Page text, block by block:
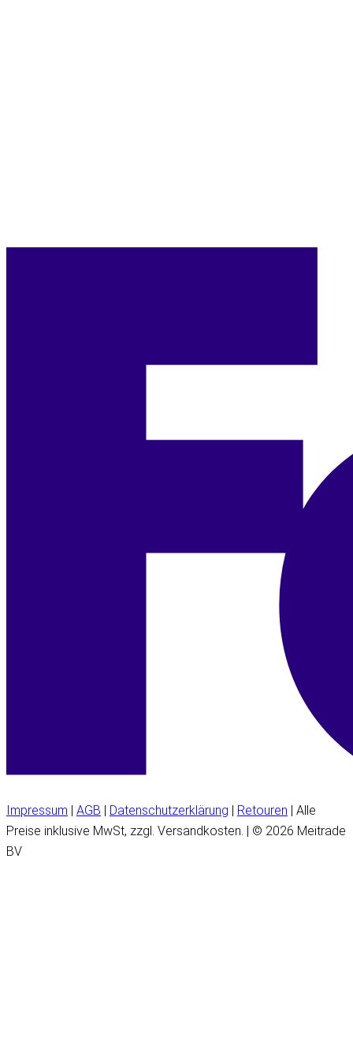
Impressum AGB Datenschutzerklärung Retouren | Alle
Preise inklusive MwSt, zzgl. Versandkosten. | © 2026 Meitrade
BV